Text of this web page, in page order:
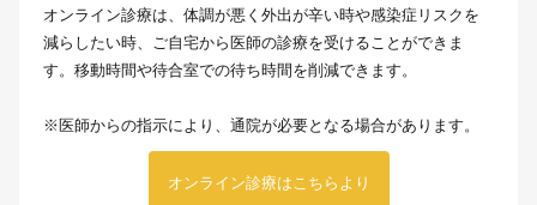
オンライン診療は、体調が悪く外出が辛い時や感染症リスクを
減らしたい時、ご自宅から医師の診療を受けることができま
す。移動時間や待合室での待ち時間を削減できます。
※医師からの指示により、通院が必要となる場合があります。
オンライン診療はこちらより